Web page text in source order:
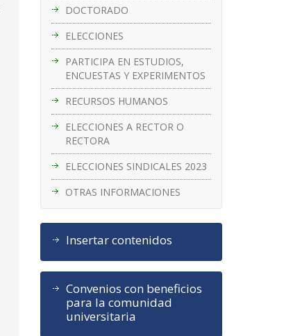
DOCTORADO
ELECCIONES
PARTICIPA EN ESTUDIOS,
ENCUESTAS Y EXPERIMENTOS
RECURSOS HUMANOS
ELECCIONES A RECTOR O
RECTORA
ELECCIONES SINDICALES 2023
OTRAS INFORMACIONES
Insertar contenidos
Convenios con beneficios
para la comunidad
universitaria